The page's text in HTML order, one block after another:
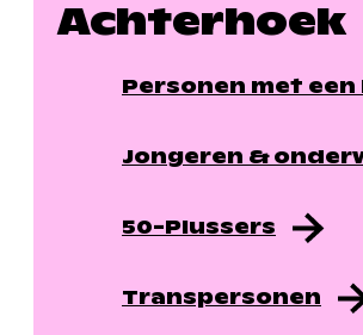
Achterhoek
Personen met
Jongeren &
50-Plussers
Transpersonen